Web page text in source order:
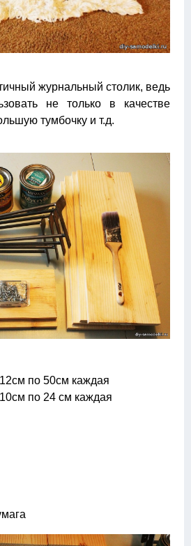
журнальный столик, ведь
не только в качестве
тумбочку и т.д.
по 50см каждая
по 24 см каждая